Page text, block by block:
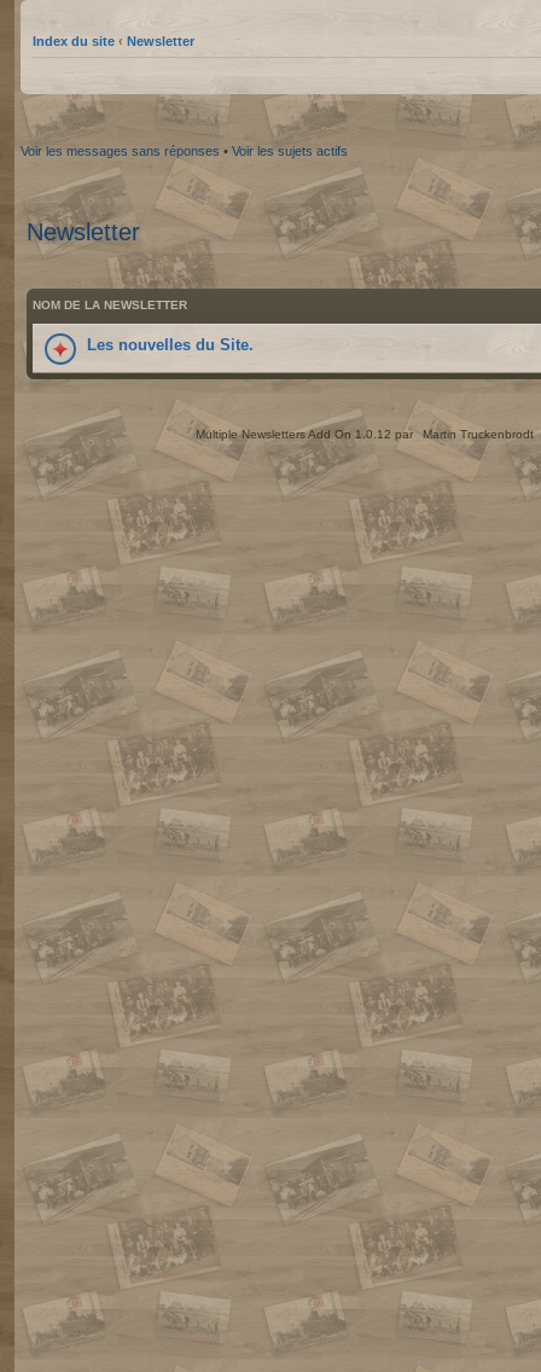
Index du site ‹ Newsletter
Voir les messages sans réponses • Voir les sujets actifs
Newsletter
NOM DE LA NEWSLETTER
Les nouvelles du Site.
Multiple Newsletters Add On 1.0.12 par Martin Truckenbrodt